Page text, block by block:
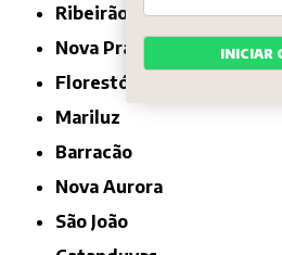
Ribeirão Claro
Nova Prata do Iguaçu
Florestópolis
Mariluz
Barracão
Nova Aurora
São João
INICIAR